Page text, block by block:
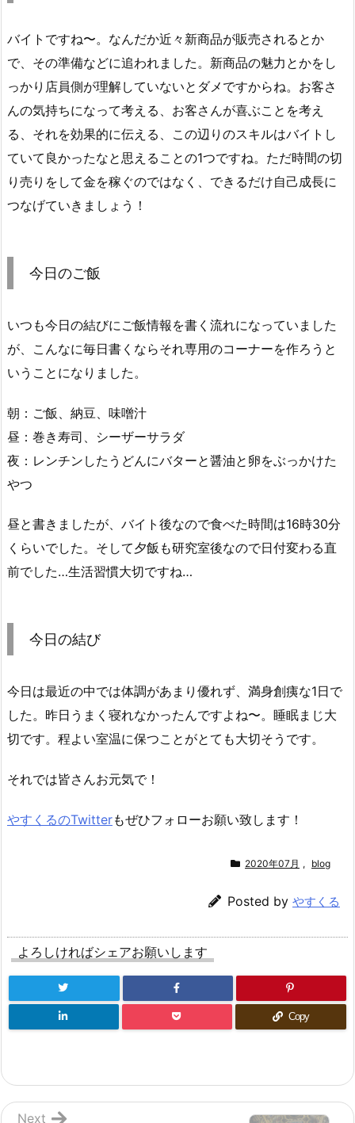
バイトですね〜。なんだか近々新商品が販売されるとか
で、その準備などに追われました。新商品の魅力とかをし
っかり店員側が理解していないとダメですからね。お客さ
んの気持ちになって考える、お客さんが喜ぶことを考え
る、それを効果的に伝える、この辺りのスキルはバイトし
ていて良かったなと思えることの1つですね。ただ時間の切
り売りをして金を稼ぐのではなく、できるだけ自己成長に
つなげていきましょう！
今日のご飯
いつも今日の結びにご飯情報を書く流れになっていました
が、こんなに毎日書くならそれ専用のコーナーを作ろうと
いうことになりました。
朝：ご飯、納豆、味噌汁
昼：巻き寿司、シーザーサラダ
夜：レンチンしたうどんにバターと醤油と卵をぶっかけた
やつ
昼と書きましたが、バイト後なので食べた時間は16時30分
くらいでした。そして夕飯も研究室後なので日付変わる直
前でした…生活習慣大切ですね…
今日の結び
今日は最近の中では体調があまり優れず、満身創痍な1日で
した。昨日うまく寝れなかったんですよね〜。睡眠まじ大
切です。程よい室温に保つことがとても大切そうです。
それでは皆さんお元気で！
やすくるのTwitterもぜひフォローお願い致します！
2020年07月 , blog
Posted by やすくる
よろしければシェアお願いします
Copy
Next